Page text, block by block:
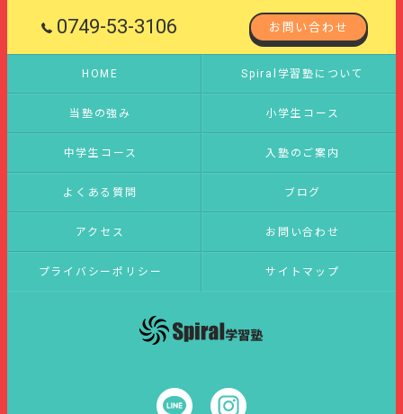
0749-53-3106 お問い合わせ
HOME Spiral学習塾について
当塾の強み 小学生コース
中学生コース 入塾のご案内
よくある質問 ブログ
アクセス お問い合わせ
プライバシーポリシー サイトマップ